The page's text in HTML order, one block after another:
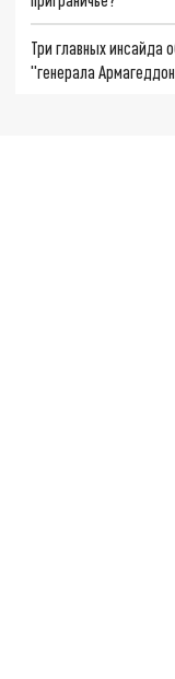
Три главных инсайда
"генерала